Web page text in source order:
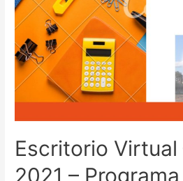
Escritorio Virtual
2021 –